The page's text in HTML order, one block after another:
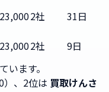
2社
31日
2社
9日
います。
）、2位は 買取けんさ